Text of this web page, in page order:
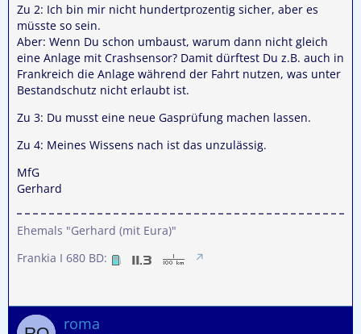
Zu 2: Ich bin mir nicht hundertprozentig sicher, aber es
müsste so sein.
Aber: Wenn Du schon umbaust, warum dann nicht gleich
eine Anlage mit Crashsensor? Damit dürftest Du z.B. auch in
Frankreich die Anlage während der Fahrt nutzen, was unter
Bestandschutz nicht erlaubt ist.
Zu 3: Du musst eine neue Gasprüfung machen lassen.
Zu 4: Meines Wissens nach ist das unzulässig.
MfG
Gerhard
Ehemals "Gerhard (mit Eura)"
Frankia I 680 BD:
roma